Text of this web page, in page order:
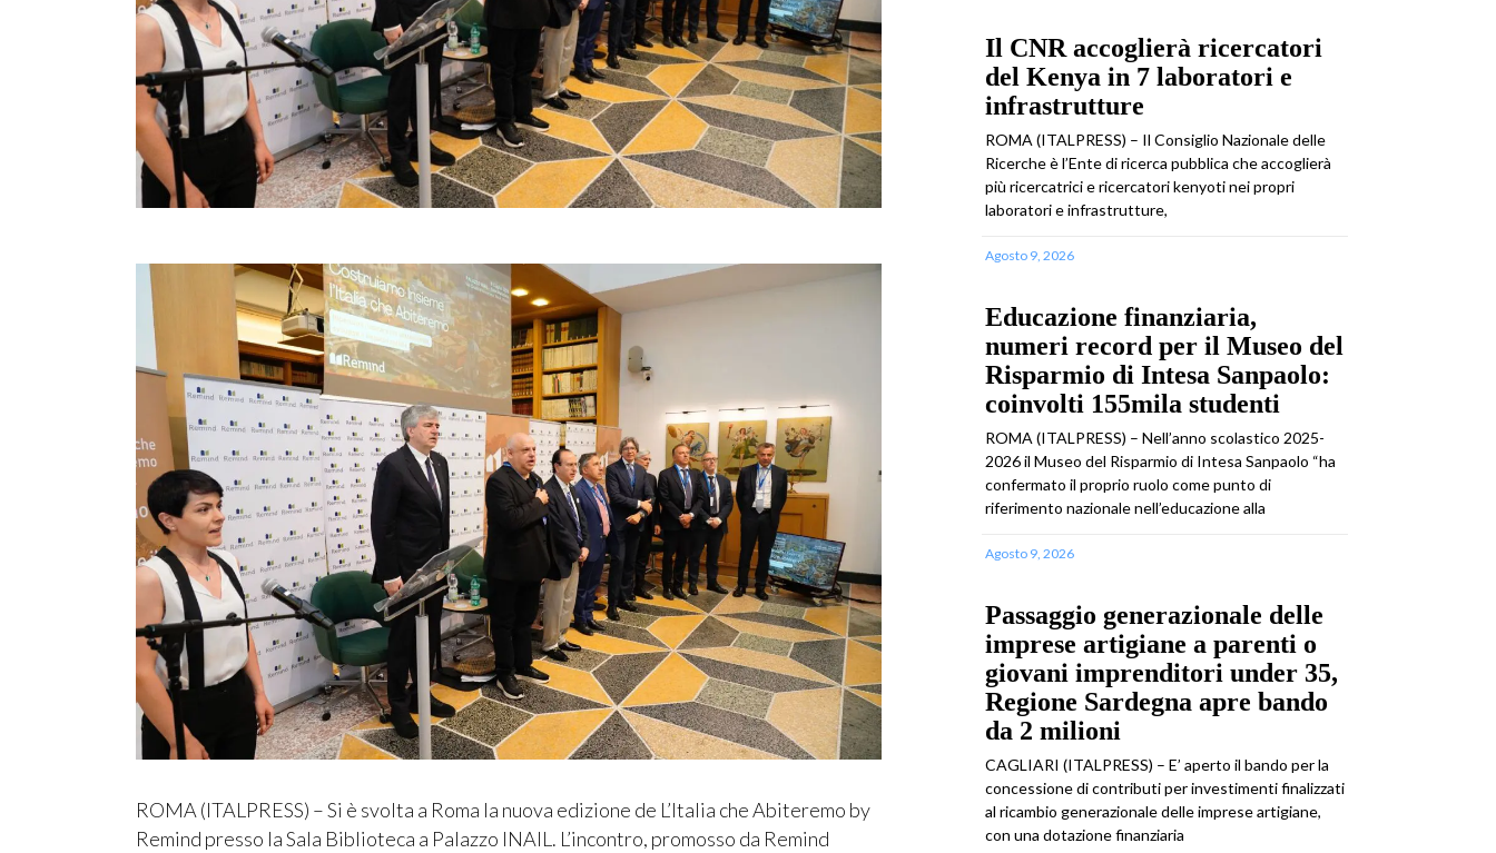
ROMA (ITALPRESS) –Si è svolta a Roma la nuova edizione de L’Italia che Abiteremo by
Remind presso la Sala Biblioteca a Palazzo INAIL. L’incontro, promosso da Remind
Il CNR accoglierà ricercatori
del Kenya in 7 laboratori e
infrastrutture
ROMA (ITALPRESS) – Il Consiglio Nazionale delle
Ricerche è l’Ente di ricerca pubblica che accoglierà
più ricercatrici e ricercatori kenyoti nei propri
laboratori e infrastrutture,
Agosto 9, 2026
Educazione finanziaria,
numeri record per il Museo del
Risparmio di Intesa Sanpaolo:
coinvolti 155mila studenti
ROMA (ITALPRESS) – Nell’anno scolastico 2025-
2026 il Museo del Risparmio di Intesa Sanpaolo “ha
confermato il proprio ruolo come punto di
riferimento nazionale nell’educazione alla
Agosto 9, 2026
Passaggio generazionale delle
imprese artigiane a parenti o
giovani imprenditori under 35,
Regione Sardegna apre bando
da 2 milioni
CAGLIARI (ITALPRESS) – E’ aperto il bando per la
concessione di contributi per investimenti finalizzati
al ricambio generazionale delle imprese artigiane,
con una dotazione finanziaria